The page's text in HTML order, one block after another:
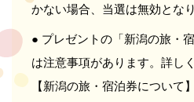
かない場合、当選は無効となり
● プレゼントの「新潟の旅・
は注意事項があります。詳し
【新潟の旅・宿泊券について